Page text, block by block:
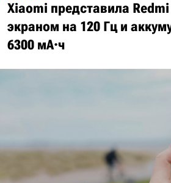
Xiaomi представила Redmi
экраном на 120 Гц и
6300 мА·ч